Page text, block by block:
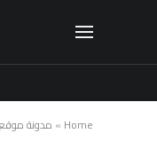
Home
» مدونة موقع